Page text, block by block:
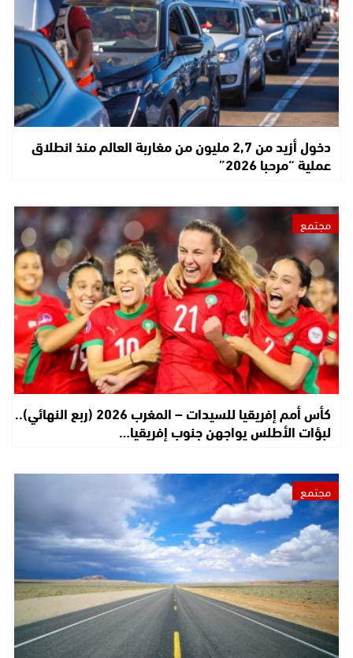
دخول أزيد من 2,7 مليون من مغاربة العالم منذ انطلاق
عملية “مرحبا 2026”
مجتمع
كأس أمم إفريقيا للسيدات – المغرب 2026 (ربع النهائي)..
لبؤات الأطلس يواجهن جنوب إفريقيا…
مجتمع